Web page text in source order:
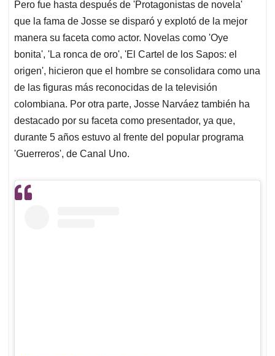
Pero fue hasta después de 'Protagonistas de novela'
que la fama de Josse se disparó y explotó de la mejor
manera su faceta como actor. Novelas como 'Oye
bonita', 'La ronca de oro', 'El Cartel de los Sapos: el
origen', hicieron que el hombre se consolidara como una
de las figuras más reconocidas de la televisión
colombiana. Por otra parte, Josse Narváez también ha
destacado por su faceta como presentador, ya que,
durante 5 años estuvo al frente del popular programa
'Guerreros', de Canal Uno.